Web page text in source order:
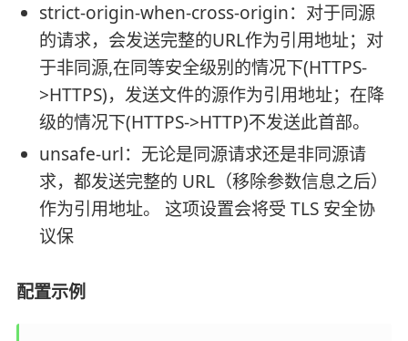
strict-origin-when-cross-origin：对于同源
的请求，会发送完整的URL作为引用地址；对
于非同源,在同等安全级别的情况下(HTTPS-
>HTTPS)，发送文件的源作为引用地址；在降
级的情况下(HTTPS->HTTP)不发送此首部。
unsafe-url：无论是同源请求还是非同源请
求，都发送完整的 URL（移除参数信息之后）
作为引用地址。 这项设置会将受 TLS 安全协
议保
配置示例